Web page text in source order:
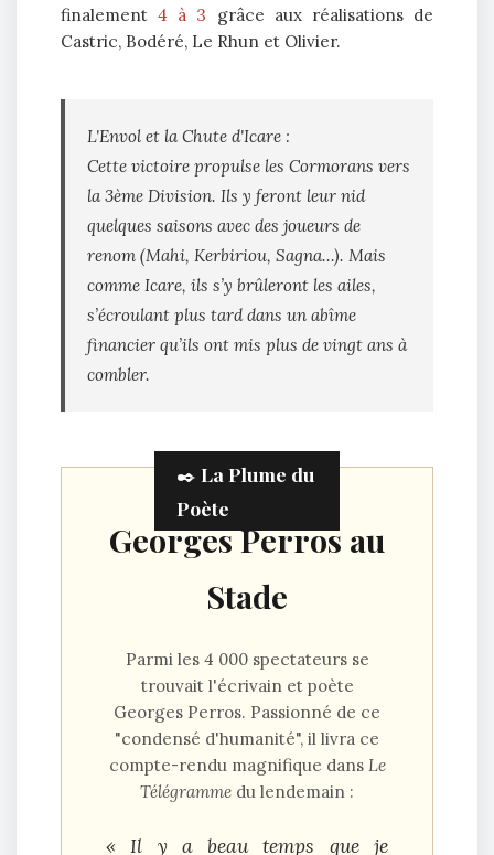
finalement4 à 3 grâce aux réalisations de
Castric, Bodéré, Le Rhun et Olivier.
L'Envol et la Chute d'Icare :
Cette victoire propulse les Cormorans vers
la 3ème Division. Ils y feront leur nid
quelques saisons avec des joueurs de
renom (Mahi, Kerbiriou, Sagna...). Mais
comme Icare, ils s’y brûleront les ailes,
s’écroulant plus tard dans un abîme
financier qu’ils ont mis plus de vingt ans à
combler.
Georges Perros au
Stade
Parmi les 4 000 spectateurs se
trouvait l'écrivain et poète
Georges Perros. Passionné de ce
"condensé d'humanité", il livra ce
compte-rendu magnifique dans Le
Télégramme du lendemain :
« Il y a beau temps que je